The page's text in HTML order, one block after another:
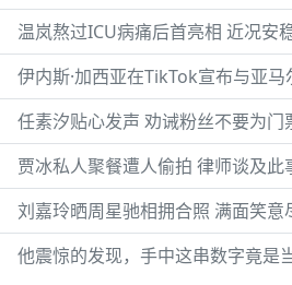
温岚熬过ICU病痛后首亮相 近况安
伊内斯·加西亚在TikTok宣布与亚
任素汐贴心发声 劝诫粉丝不要为门
贾冰私人聚餐遭人偷拍 律师谈及此
刘嘉玲晒周星驰相拥合照 满面笑意
他震惊的发现，手中这串数字竟是